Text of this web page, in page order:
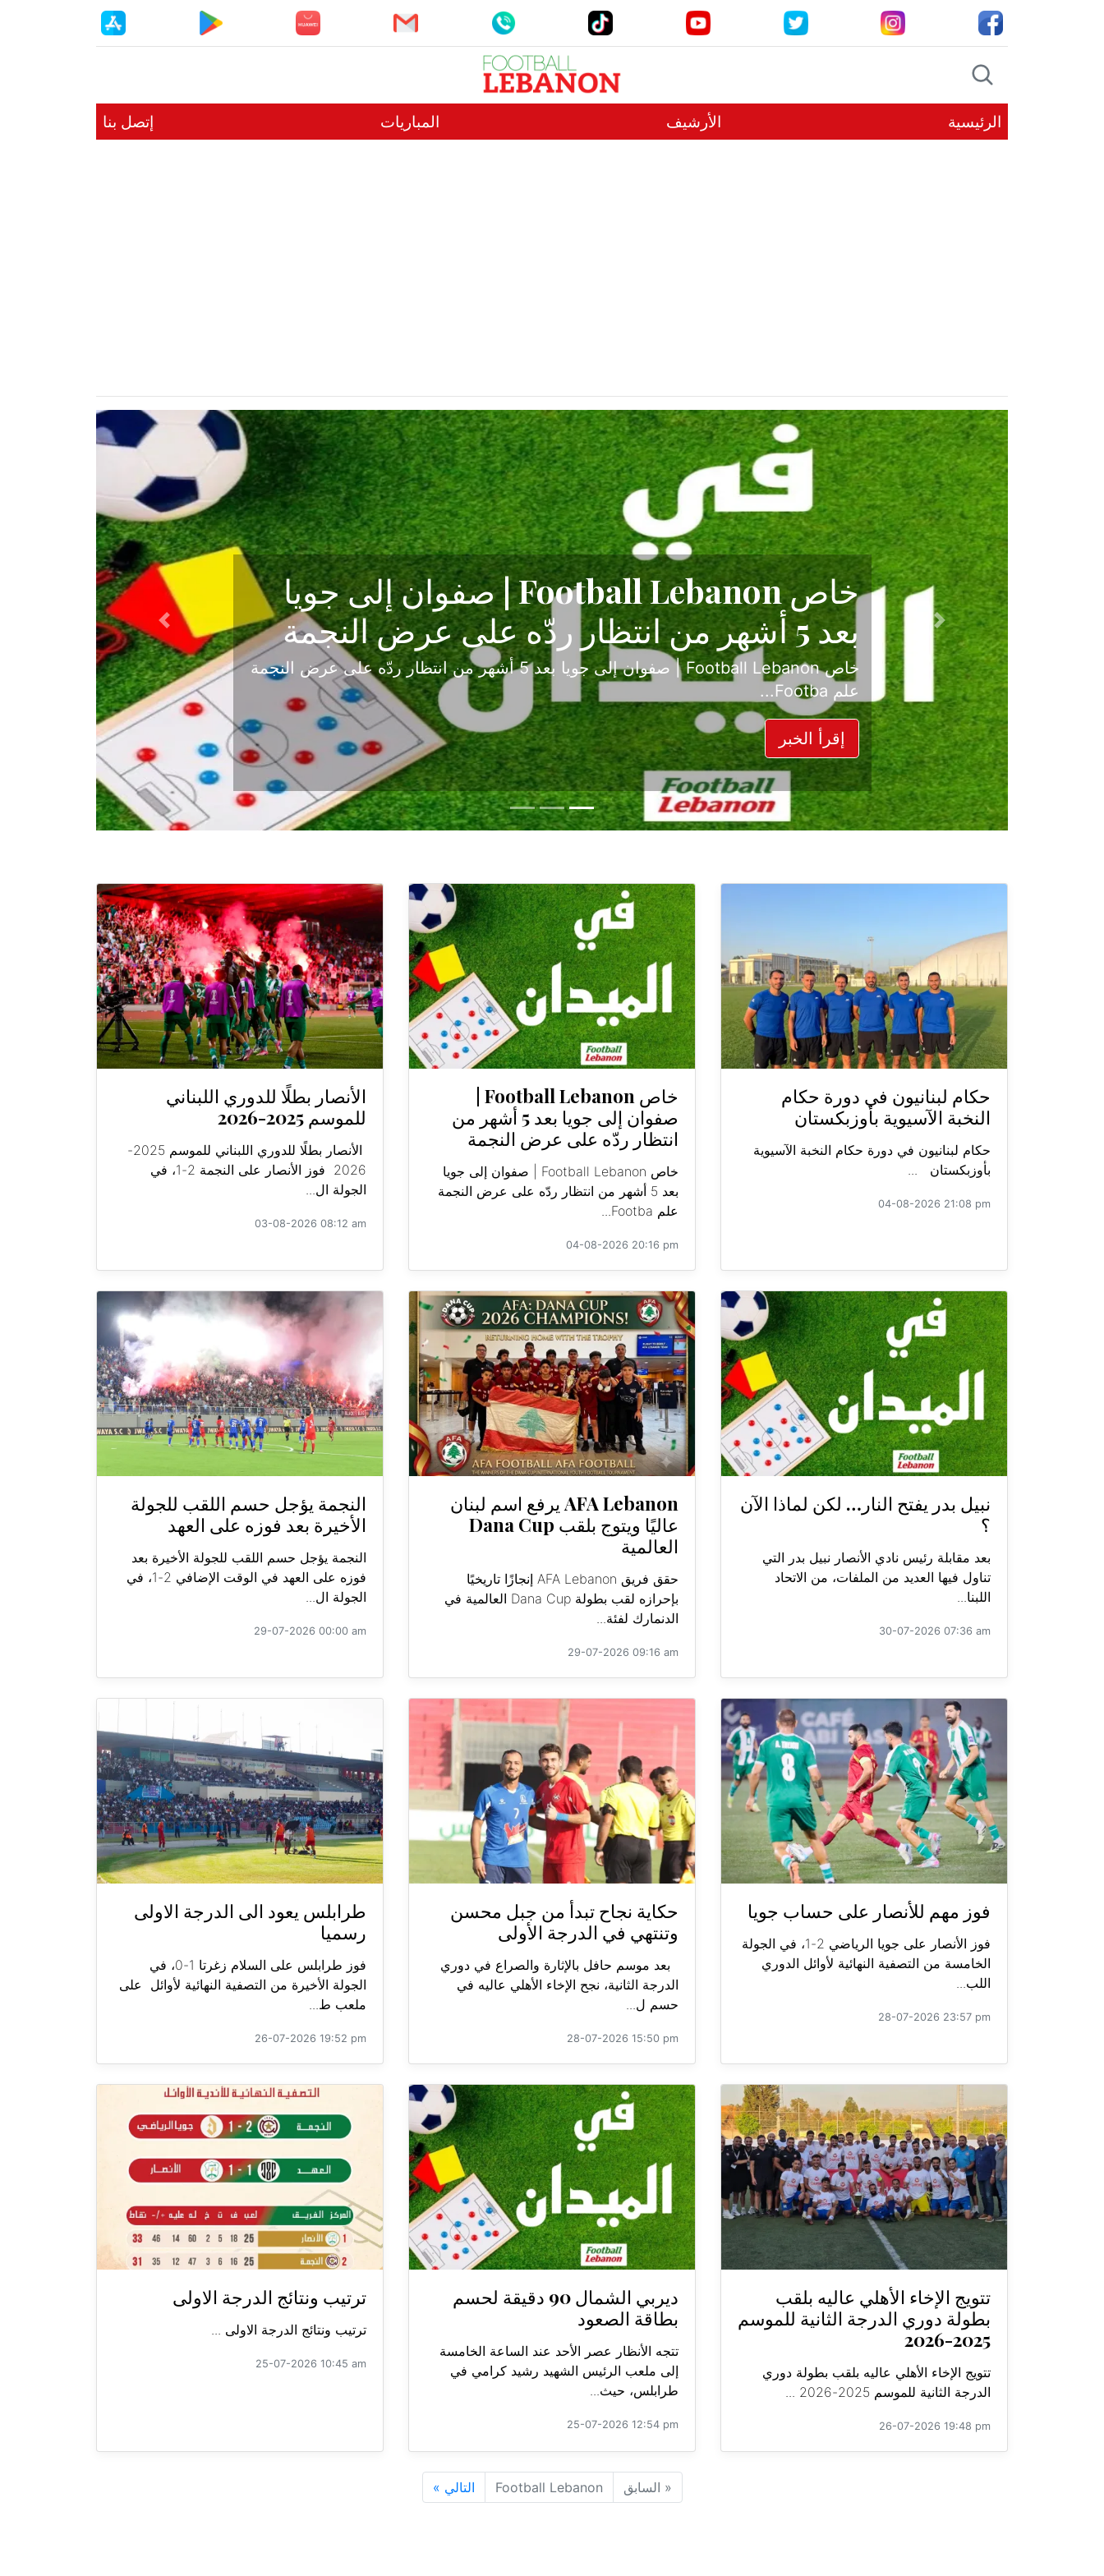
الرئيسية الأرشيف المباريات إتصل بنا
حكاية نجاح تبدأ من جبل محسن وتنتهي في
الدرجة الأولى
بعد موسم حافل بالإثارة والصراع في دوري الدرجة الثانية، نجح الإخاء الأهلي عاليه في
حسم ل...
إقرأ الخبر
Previous
Next
حكام لبنانيون في دورة حكام
النخبة الآسيوية بأوزبكستان
حكام لبنانيون في دورة حكام النخبة الآسيوية
بأوزبكستان ...
04-08-2026 21:08 pm
صفوان إلى جويا بعد 5 أشهر من
انتظار ردّه على عرض النجمة
خاص Football Lebanon | صفوان إلى جويا
بعد 5 أشهر من انتظار ردّه على عرض النجمة
علم Footba...
04-08-2026 20:16 pm
الأنصار بطلًا للدوري اللبناني
للموسم 2025-2026
الأنصار بطلًا للدوري اللبناني للموسم 2025-
2026 فوز الأنصار على النجمة 2-1، في
الجولة ال...
03-08-2026 08:12 am
نبيل بدر يفتح النار… لكن لماذا الآن
؟
بعد مقابلة رئيس نادي الأنصار نبيل بدر التي
تناول فيها العديد من الملفات، من الاتحاد
اللبنا...
30-07-2026 07:36 am
AFA Lebanon يرفع اسم لبنان
عاليًا ويتوج بلقب Dana Cup
العالمية
حقق فريق AFA Lebanon إنجازًا تاريخيًا
بإحرازه لقب بطولة Dana Cup العالمية في
الدنمارك لفئة...
29-07-2026 09:16 am
النجمة يؤجل حسم اللقب للجولة
الأخيرة بعد فوزه على العهد
النجمة يؤجل حسم اللقب للجولة الأخيرة بعد
فوزه على العهد في الوقت الإضافي 2-1، في
الجولة ال...
29-07-2026 00:00 am
فوز مهم للأنصار على حساب جويا
فوز الأنصار على جويا الرياضي 2-1، في الجولة
الخامسة من التصفية النهائية لأوائل الدوري
اللب...
28-07-2026 23:57 pm
حكاية نجاح تبدأ من جبل محسن
وتنتهي في الدرجة الأولى
بعد موسم حافل بالإثارة والصراع في دوري
الدرجة الثانية، نجح الإخاء الأهلي عاليه في
حسم ل...
28-07-2026 15:50 pm
طرابلس يعود الى الدرجة الاولى
رسميا
فوز طرابلس على السلام زغرتا 1-0، في
الجولة الأخيرة من التصفية النهائية لأوائل على
ملعب ط...
26-07-2026 19:52 pm
تتويج الإخاء الأهلي عاليه بلقب
بطولة دوري الدرجة الثانية للموسم
2025-2026
تتويج الإخاء الأهلي عاليه بلقب بطولة دوري
الدرجة الثانية للموسم 2025-2026 ...
26-07-2026 19:48 pm
ديربي الشمال 90 دقيقة لحسم
بطاقة الصعود
تتجه الأنظار عصر الأحد عند الساعة الخامسة
إلى ملعب الرئيس الشهيد رشيد كرامي في
طرابلس، حيث...
25-07-2026 12:54 pm
ترتيب ونتائج الدرجة الاولى
ترتيب ونتائج الدرجة الاولى ...
25-07-2026 10:45 am
« السابق Football Lebanon التالي »